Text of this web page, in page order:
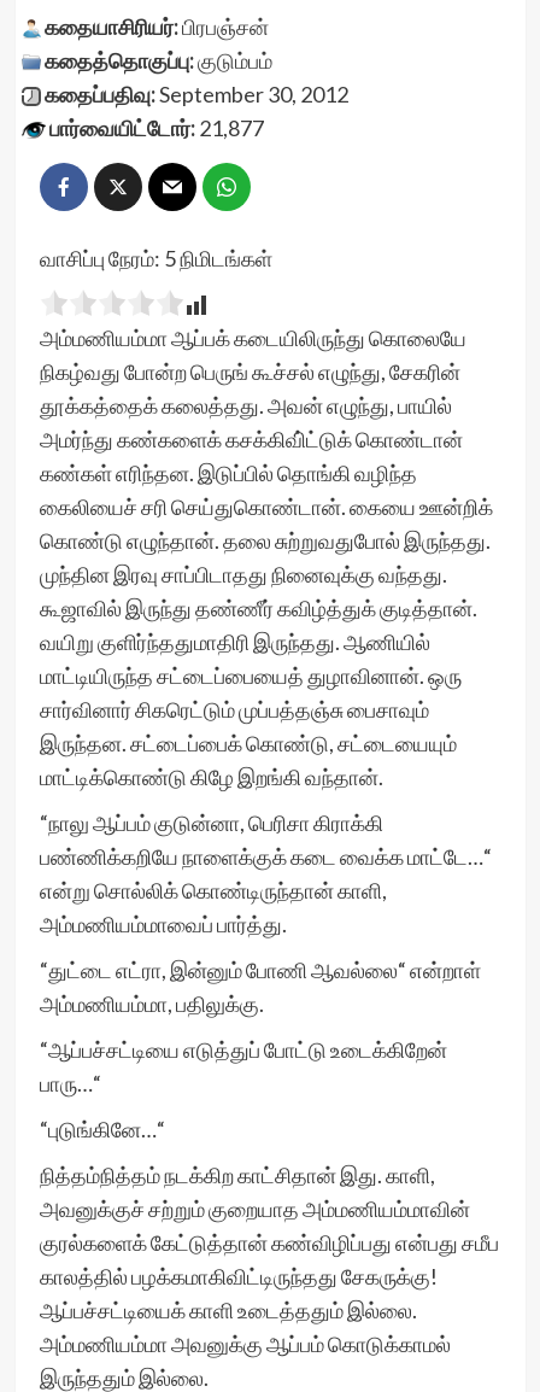
கதையாசிரியர்:பிரபஞ்சன்
கதைத்தொகுப்பு:குடும்பம்
கதைப்பதிவு:September 30, 2012
பார்வையிட்டோர்:21,877
வாசிப்பு நேரம்: 5நிமிடங்கள்
அம்மணியம்மா ஆப்பக் கடையிலிருந்து கொலையே
நிகழ்வது போன்ற பெருங் கூச்சல் எழுந்து, சேகரின்
தூக்கத்தைக் கலைத்தது. அவன் எழுந்து, பாயில்
அமர்ந்து கண்களைக் கசக்கிவி்ட்டுக் கொண்டான்
கண்கள் எரிந்தன. இடுப்பில் தொங்கி வழிந்த
கைலியைச் சரி செய்துகொண்டான். கையை ஊன்றிக்
கொண்டு எழுந்தான். தலை சுற்றுவதுபோல் இருந்தது.
முந்தின இரவு சாப்பிடாதது நினைவுக்கு வந்தது.
கூஜாவில் இருந்து தண்ணீர் கவிழ்த்துக் குடித்தான்.
வயிறு குளிர்ந்ததுமாதிரி இருந்தது. ஆணியில்
மாட்டியிருந்த சட்டைப்பையைத் துழாவினான். ஒரு
சார்வினார் சிகரெட்டும் முப்பத்தஞ்சு பைசாவும்
இருந்தன. சட்டைப்பைக் கொண்டு, சட்டையையும்
மாட்டிக்கொண்டு கிழே இறங்கி வந்தான்.
“நாலு ஆப்பம் குடுன்னா, பெரிசா கிராக்கி
பண்ணிக்கறியே நாளைக்குக் கடை வைக்க மாட்டே…“
என்று சொல்லிக் கொண்டிருந்தான் காளி,
அம்மணியம்மாவைப் பார்த்து.
“துட்டை எட்ரா, இன்னும் போணி ஆவல்லை“ என்றாள்
அம்மணியம்மா, பதிலுக்கு.
“ஆப்பச்சட்டியை எடுத்துப் போட்டு உடைக்கிறேன்
பாரு…“
“புடுங்கினே…“
நித்தம்நித்தம் நடக்கிற காட்சிதான் இது. காளி,
அவனுக்குச் சற்றும் குறையாத அம்மணியம்மாவின்
குரல்களைக் கேட்டுத்தான் கண்விழிப்பது என்பது சமீப
காலத்தில் பழக்கமாகிவிட்டிருந்தது சேகருக்கு!
ஆப்பச்சட்டியைக் காளி உடைத்ததும் இல்லை.
அம்மணியம்மா அவனுக்கு ஆப்பம் கொடுக்காமல்
இருந்ததும் இல்லை.